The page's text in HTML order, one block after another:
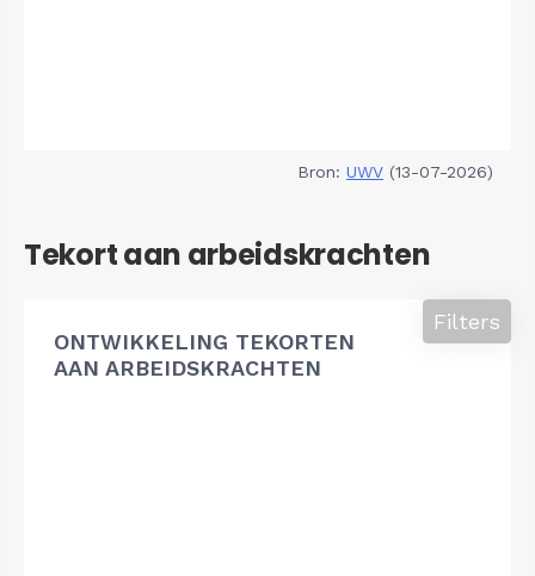
Bron: UWV (13-07-2026)
Tekort aan arbeidskrachten
ONTWIKKELING TEKORTEN
AAN ARBEIDSKRACHTEN
Filters